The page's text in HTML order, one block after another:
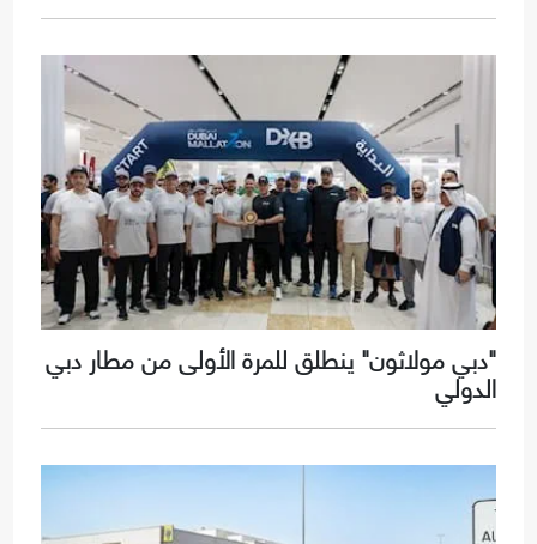
"دبي مولاثون" ينطلق للمرة الأولى من مطار دبي
الدولي